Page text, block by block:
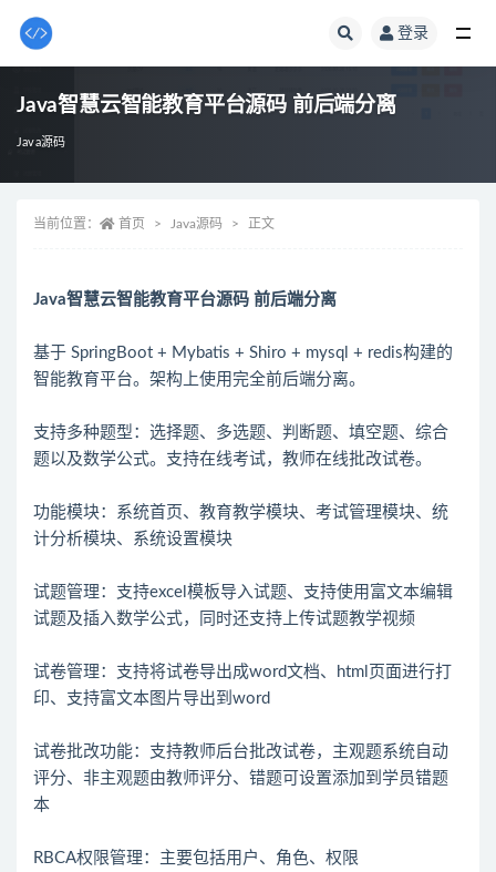
登录
Java智慧云智能教育平台源码 前后端分离
Java源码
当前位置： 首页 Java源码 正文
Java智慧云智能教育平台源码 前后端分离
基于 SpringBoot + Mybatis + Shiro + mysql + redis构建的
智能教育平台。架构上使用完全前后端分离。
支持多种题型：选择题、多选题、判断题、填空题、综合
题以及数学公式。支持在线考试，教师在线批改试卷。
功能模块：系统首页、教育教学模块、考试管理模块、统
计分析模块、系统设置模块
试题管理：支持excel模板导入试题、支持使用富文本编辑
试题及插入数学公式，同时还支持上传试题教学视频
试卷管理：支持将试卷导出成word文档、html页面进行打
印、支持富文本图片导出到word
试卷批改功能：支持教师后台批改试卷，主观题系统自动
评分、非主观题由教师评分、错题可设置添加到学员错题
本
RBCA权限管理：主要包括用户、角色、权限